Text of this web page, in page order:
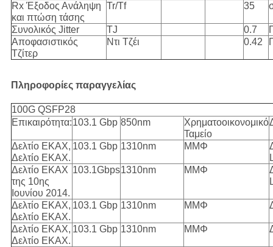
Rx Έξοδος Ανάληψη
και πτώση τάσης
Tr/Tf 35
Συνολικός Jitter TJ 0.7
Αποφασιστικός
Τζίτερ
Ντι Τζέι 0.42
Πληροφορίες παραγγελίας
100G QSFP28
Επικαιρότητα:103.1 Gbp 850nm
Χρηματοοικονομικό
Ταμείο
Δελτίο ΕΚΑΧ,
Δελτίο ΕΚΑΧ.
103.1 Gbp 1310nm ΜΜΦ
Δελτίο ΕΚΑΧ
της 10ης
Ιουνίου 2014.
103.1Gbps1310nm ΜΜΦ
Δελτίο ΕΚΑΧ,
Δελτίο ΕΚΑΧ.
103.1 Gbp 1310nm ΜΜΦ
Δελτίο ΕΚΑΧ,
Δελτίο ΕΚΑΧ.
103.1 Gbp 1310nm ΜΜΦ